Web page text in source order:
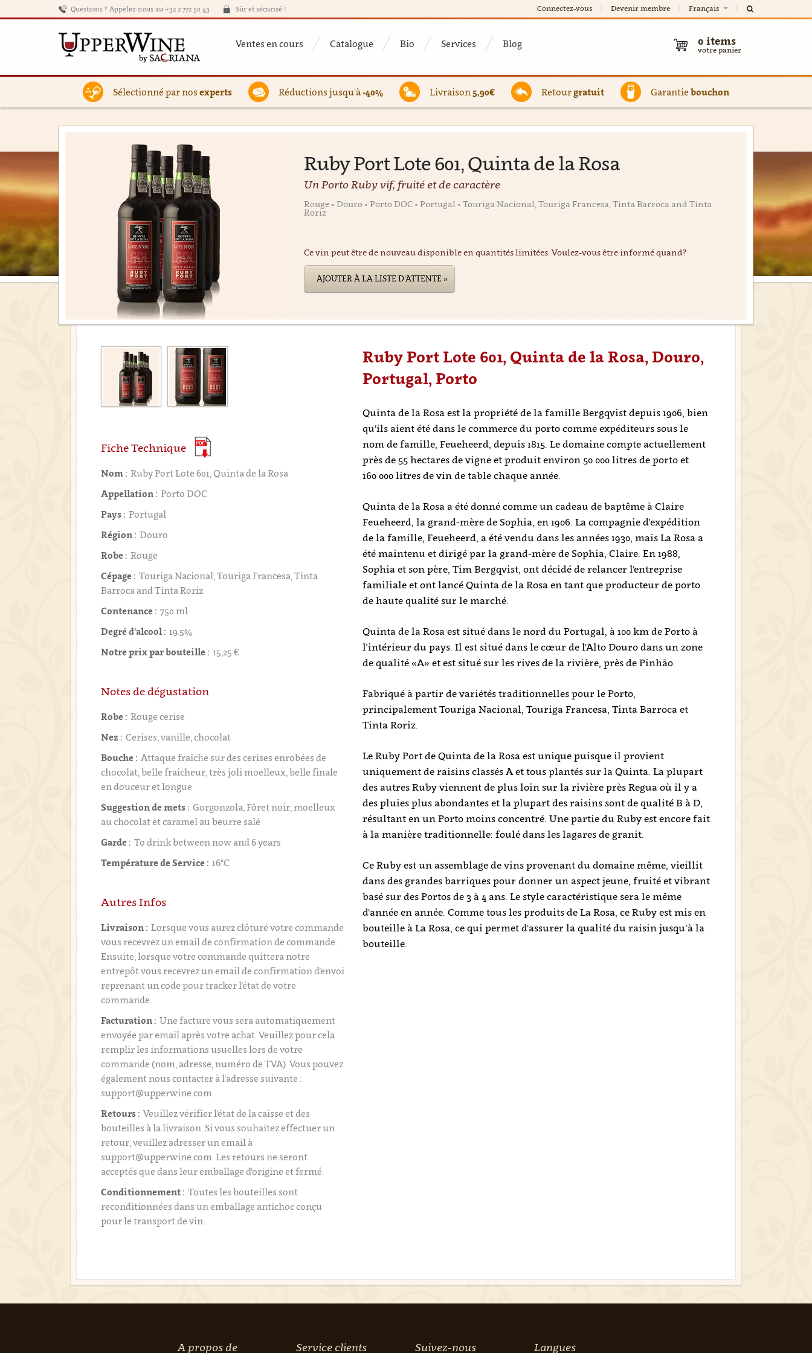
Questions ? Appelez-nous au +32 2 772 50 43 Sûr et sécurisé ! Connectez-vous Devenir membre Français
Ventes en cours Catalogue Bio Services Blog 0 items
votre panier
Sélectionné par nos experts Réductions jusqu'à-40% Livraison 5,90€ Retour gratuit Garantiebouchon
Ruby Port Lote 601, Quinta de la Rosa
Un Porto Ruby vif, fruité et de caractère
Rouge • Douro • Porto DOC • Portugal • Touriga Nacional, Touriga Francesa, Tinta Barroca and Tinta
Roriz
Ce vin peut être de nouveau disponible en quantités limitées. Voulez-vous être informé quand?
AJOUTER À LA LISTE D'ATTENTE »
Ruby Port Lote 601, Quinta de la Rosa, Douro,
Portugal, Porto
Quinta de la Rosa est la propriété de la famille Bergqvist depuis 1906, bien
qu'ils aient été dans le commerce du porto comme expéditeurs sous le
nom de famille, Feueheerd, depuis 1815. Le domaine compte actuellement
près de 55 hectares de vigne et produit environ 50 000 litres de porto et
160 000 litres de vin de table chaque année.
Quinta de la Rosa a été donné comme un cadeau de baptême à Claire
Feueheerd, la grand-mère de Sophia, en 1906. La compagnie d’expédition
de la famille, Feueheerd, a été vendu dans les années 1930, mais La Rosa a
été maintenu et dirigé par la grand-mère de Sophia, Claire. En 1988,
Sophia et son père, Tim Bergqvist, ont décidé de relancer l'entreprise
familiale et ont lancé Quinta de la Rosa en tant que producteur de porto
de haute qualité sur le marché.
Quinta de la Rosa est situé dans le nord du Portugal, à 100 km de Porto à
l’intérieur du pays. Il est situé dans le cœur de l'Alto Douro dans un zone
de qualité «A» et est situé sur les rives de la rivière, près de Pinhão.
Fabriqué à partir de variétés traditionnelles pour le Porto,
principalement Touriga Nacional, Touriga Francesa, Tinta Barroca et
Tinta Roriz.
Le Ruby Port de Quinta de la Rosa est unique puisque il provient
uniquement de raisins classés A et tous plantés sur la Quinta. La plupart
des autres Ruby viennent de plus loin sur la rivière près Regua où il y a
des pluies plus abondantes et la plupart des raisins sont de qualité B à D,
résultant en un Porto moins concentré. Une partie du Ruby est encore fait
à la manière traditionnelle: foulé dans les lagares de granit.
Ce Ruby est un assemblage de vins provenant du domaine même, vieillit
dans des grandes barriques pour donner un aspect jeune, fruité et vibrant
basé sur des Portos de 3 à 4 ans. Le style caractéristique sera le même
d'année en année. Comme tous les produits de La Rosa, ce Ruby est mis en
bouteille à La Rosa, ce qui permet d'assurer la qualité du raisin jusqu’à la
bouteille.
Fiche Technique
Nom : Ruby Port Lote 601, Quinta de la Rosa
Appellation : Porto DOC
Pays : Portugal
Région : Douro
Robe : Rouge
Cépage : Touriga Nacional, Touriga Francesa, Tinta
Barroca and Tinta Roriz
Contenance : 750 ml
Degré d'alcool : 19.5%
Notre prix par bouteille : 15,25 €
Notes de dégustation
Robe : Rouge cerise
Nez : Cerises, vanille, chocolat
Bouche : Attaque fraîche sur des cerises enrobées de
chocolat, belle fraîcheur, très joli moelleux, belle finale
en douceur et longue
Suggestion de mets : Gorgonzola, Fôret noir, moelleux
au chocolat et caramel au beurre salé
Garde : To drink between now and 6 years
Température de Service : 16°C
Autres Infos
Livraison : Lorsque vous aurez clôturé votre commande
vous recevrez un email de confirmation de commande.
Ensuite, lorsque votre commande quittera notre
entrepôt vous recevrez un email de confirmation d’envoi
reprenant un code pour tracker l’état de votre
commande.
Facturation : Une facture vous sera automatiquement
envoyée par email après votre achat. Veuillez pour cela
remplir les informations usuelles lors de votre
commande (nom, adresse, numéro de TVA). Vous pouvez
également nous contacter à l'adresse suivante :
support@upperwine.com.
Retours : Veuillez vérifier l'état de la caisse et des
bouteilles à la livraison. Si vous souhaitez effectuer un
retour, veuillez adresser un email à
support@upperwine.com. Les retours ne seront
acceptés que dans leur emballage d'origine et fermé.
Conditionnement : Toutes les bouteilles sont
reconditionnées dans un emballage antichoc conçu
pour le transport de vin.
A propos de Service clients Suivez-nous Langues